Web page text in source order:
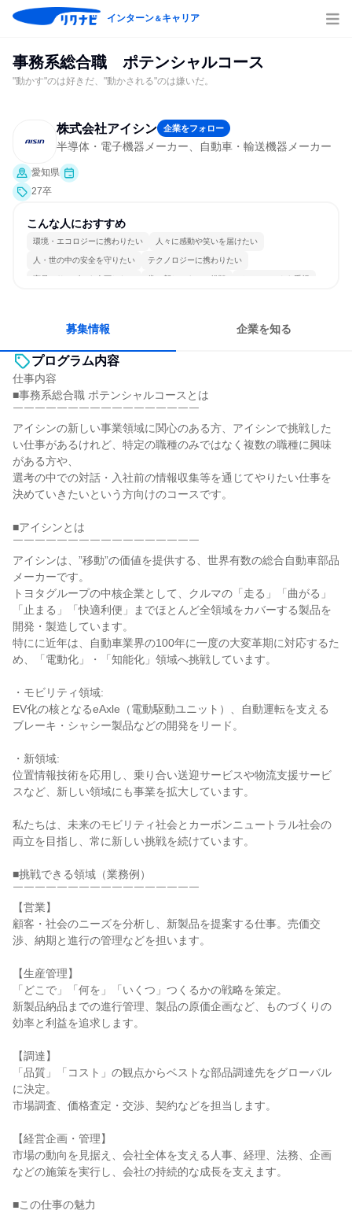
インターン＆キャリア
事務系総合職 ポテンシャルコース
"動かす"のは好きだ、"動かされる"のは嫌いだ。
株式会社アイシン 企業をフォロー
半導体・電子機器メーカー、自動車・輸送機器メーカー
愛知県
27卒
こんな人におすすめ
環境・エコロジーに携わりたい 人々に感動や笑いを届けたい
人・世の中の安全を守りたい テクノロジーに携わりたい
商品・サービスを企画したい 常に新しいものに挑戦 チームワークを重視
募集情報 企業を知る
プログラム内容
仕事内容
■事務系総合職 ポテンシャルコースとは
￣￣￣￣￣￣￣￣￣￣￣￣￣￣￣￣￣
アイシンの新しい事業領域に関心のある方、アイシンで挑戦した
い仕事があるけれど、特定の職種のみではなく複数の職種に興味
がある方や、
選考の中での対話・入社前の情報収集等を通じてやりたい仕事を
決めていきたいという方向けのコースです。
■アイシンとは
￣￣￣￣￣￣￣￣￣￣￣￣￣￣￣￣￣
アイシンは、”移動”の価値を提供する、世界有数の総合自動車部品
メーカーです。
トヨタグループの中核企業として、クルマの「走る」「曲がる」
「止まる」「快適利便」までほとんど全領域をカバーする製品を
開発・製造しています。
特にに近年は、自動車業界の100年に一度の大変革期に対応するた
め、「電動化」・「知能化」領域へ挑戦しています。
・モビリティ領域:
EV化の核となるeAxle（電動駆動ユニット）、自動運転を支える
ブレーキ・シャシー製品などの開発をリード。
・新領域:
位置情報技術を応用し、乗り合い送迎サービスや物流支援サービ
スなど、新しい領域にも事業を拡大しています。
私たちは、未来のモビリティ社会とカーボンニュートラル社会の
両立を目指し、常に新しい挑戦を続けています。
■挑戦できる領域（業務例）
￣￣￣￣￣￣￣￣￣￣￣￣￣￣￣￣￣
【営業】
顧客・社会のニーズを分析し、新製品を提案する仕事。売価交
渉、納期と進行の管理などを担います。
【生産管理】
「どこで」「何を」「いくつ」つくるかの戦略を策定。
新製品納品までの進行管理、製品の原価企画など、ものづくりの
効率と利益を追求します。
【調達】
「品質」「コスト」の観点からベストな部品調達先をグローバル
に決定。
市場調査、価格査定・交渉、契約などを担当します。
【経営企画・管理】
市場の動向を見据え、会社全体を支える人事、経理、法務、企画
などの施策を実行し、会社の持続的な成長を支えます。
■この仕事の魅力